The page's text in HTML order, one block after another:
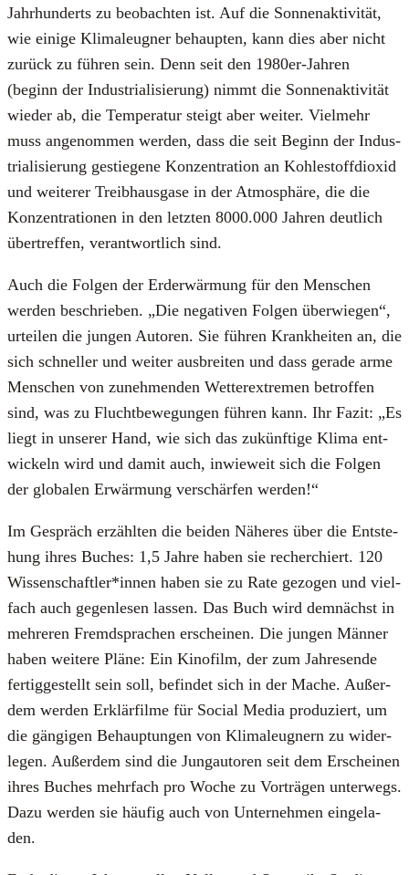
Jahr­hun­derts zu beob­ach­ten ist. Auf die Son­nen­ak­ti­vi­tät,
wie eini­ge Kli­ma­leug­ner behaup­ten, kann dies aber nicht
zurück zu füh­ren sein. Denn seit den 1980er-Jah­ren
(beginn der Indus­tria­li­sie­rung) nimmt die Son­nen­ak­ti­vi­tät
wie­der ab, die Tem­pe­ra­tur steigt aber wei­ter. Viel­mehr
muss ange­nom­men wer­den, dass die seit Beginn der Indus­
tria­li­sie­rung gestie­ge­ne Kon­zen­tra­ti­on an Koh­le­stoff­di­oxid
und wei­te­rer Treib­haus­ga­se in der Atmo­sphä­re, die die
Kon­zen­tra­tio­nen in den letz­ten 8000.000 Jah­ren deut­lich
über­tref­fen, ver­ant­wort­lich sind.
Auch die Fol­gen der Erd­er­wär­mung für den Men­schen
wer­den beschrie­ben. „Die nega­ti­ven Fol­gen über­wie­gen“,
urtei­len die jun­gen Autoren. Sie füh­ren Krank­hei­ten an, die
sich schnel­ler und wei­ter aus­brei­ten und dass gera­de arme
Men­schen von zuneh­men­den Wet­ter­ex­tre­men betrof­fen
sind, was zu Flucht­be­we­gun­gen füh­ren kann. Ihr Fazit: „Es
liegt in unse­rer Hand, wie sich das zukünf­ti­ge Kli­ma ent­
wi­ckeln wird und damit auch, inwie­weit sich die Fol­gen
der glo­ba­len Erwär­mung ver­schär­fen wer­den!“
Im Gespräch erzähl­ten die bei­den Nähe­res über die Ent­ste­
hung ihres Buches: 1,5 Jah­re haben sie recher­chiert. 120
Wissenschaftler*innen haben sie zu Rate gezo­gen und viel­
fach auch gegen­le­sen las­sen. Das Buch wird dem­nächst in
meh­re­ren Fremd­spra­chen erschei­nen. Die jun­gen Män­ner
haben wei­te­re Plä­ne: Ein Kino­film, der zum Jah­res­en­de
fer­tig­ge­stellt sein soll, befin­det sich in der Mache. Außer­
dem wer­den Erklär­fil­me für Social Media pro­du­ziert, um
die gän­gi­gen Behaup­tun­gen von Kli­ma­leug­nern zu wider­
le­gen. Außer­dem sind die Jung­au­to­ren seit dem Erschei­nen
ihres Buches mehr­fach pro Woche zu Vor­trä­gen unter­wegs.
Dazu wer­den sie häu­fig auch von Unter­neh­men ein­ge­la­
den.